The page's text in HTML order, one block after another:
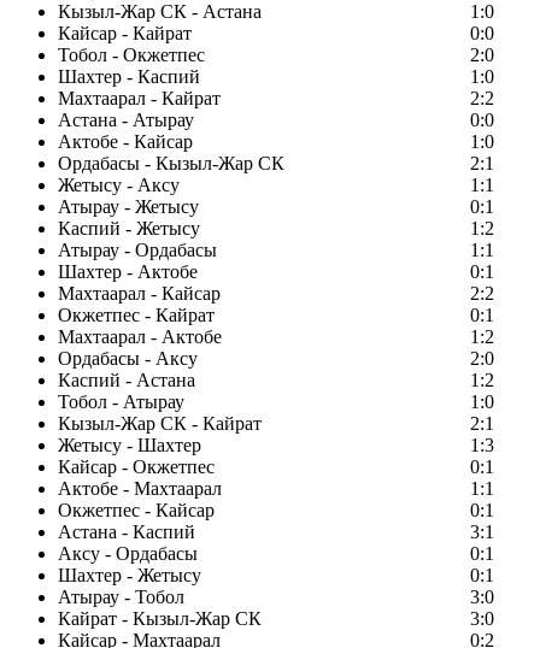
Кызыл-Жар СК - Астана
1:0
Кайсар - Кайрат
0:0
Тобол - Окжетпес
2:0
Шахтер - Каспий
1:0
Махтаарал - Кайрат
2:2
Астана - Атырау
0:0
Актобе - Кайсар
1:0
Ордабасы - Кызыл-Жар СК
2:1
Жетысу - Аксу
1:1
Атырау - Жетысу
0:1
Каспий - Жетысу
1:2
Атырау - Ордабасы
1:1
Шахтер - Актобе
0:1
Махтаарал - Кайсар
2:2
Окжетпес - Кайрат
0:1
Махтаарал - Актобе
1:2
Ордабасы - Аксу
2:0
Каспий - Астана
1:2
Тобол - Атырау
1:0
Кызыл-Жар СК - Кайрат
2:1
Жетысу - Шахтер
1:3
Кайсар - Окжетпес
0:1
Актобе - Махтаарал
1:1
Окжетпес - Кайсар
0:1
Астана - Каспий
3:1
Аксу - Ордабасы
0:1
Шахтер - Жетысу
0:1
Атырау - Тобол
3:0
Кайрат - Кызыл-Жар СК
3:0
Кайсар - Махтаарал
0:2